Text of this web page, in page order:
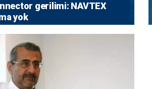
gerilimi: NAVTEX
yok